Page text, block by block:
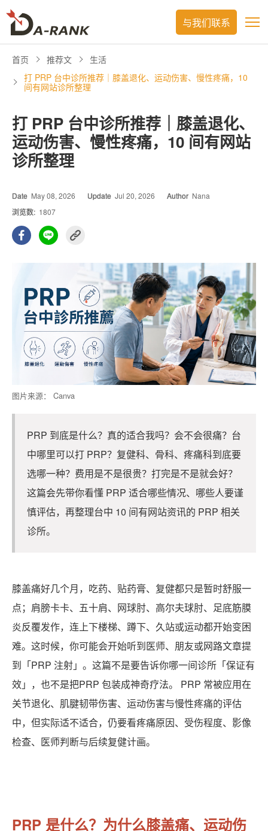
与我们联系
首页 推荐文
生活
打 PRP 台中诊所推荐｜膝盖退化、运动伤害、慢性疼痛，10
间有网站诊所整理
打 PRP 台中诊所推荐｜膝盖退化、
运动伤害、慢性疼痛，10 间有网站
诊所整理
Date May 08, 2026 Update Jul 20, 2026 Author Nana
浏览数: 1807
图片来源： Canva
PRP 到底是什么？真的适合我吗？会不会很痛？台
中哪里可以打 PRP？复健科、骨科、疼痛科到底要
选哪一种？费用是不是很贵？打完是不是就会好？
这篇会先带你看懂 PRP 适合哪些情况、哪些人要谨
慎评估，再整理台中 10 间有网站资讯的 PRP 相关
诊所。
膝盖痛好几个月，吃药、贴药膏、复健都只是暂时舒服一
点；肩膀卡卡、五十肩、网球肘、高尔夫球肘、足底筋膜
炎反覆发作，连上下楼梯、蹲下、久站或运动都开始变困
难。这时候，你可能会开始听到医师、朋友或网路文章提
到「PRP 注射」。这篇不是要告诉你哪一间诊所「保证有
效」，也不是把PRP 包装成神奇疗法。 PRP 常被应用在
关节退化、肌腱韧带伤害、运动伤害与慢性疼痛的评估
中，但实际适不适合，仍要看疼痛原因、受伤程度、影像
检查、医师判断与后续复健计画。
PRP 是什么？为什么膝盖痛、运动伤